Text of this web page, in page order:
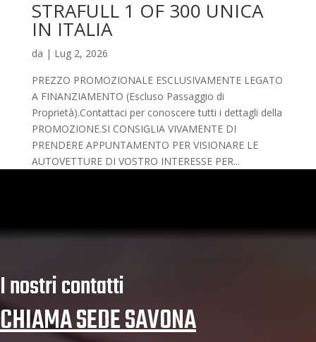
STRAFULL 1 OF 300 UNICA
IN ITALIA
da | Lug 2, 2026
PREZZO PROMOZIONALE ESCLUSIVAMENTE LEGATO
A FINANZIAMENTO (Escluso Passaggio di
Proprietà).Contattaci per conoscere tutti i dettagli della
PROMOZIONE.SI CONSIGLIA VIVAMENTE DI
PRENDERE APPUNTAMENTO PER VISIONARE LE
AUTOVETTURE DI VOSTRO INTERESSE PER...
I nostri contatti
CHIAMA SEDE SAVONA